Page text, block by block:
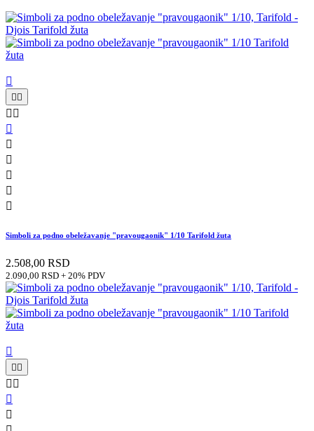

 
 






Simboli za podno obeležavanje "pravougaonik" 1/10 Tarifold žuta
2.508,00 RSD
2.090,00 RSD + 20% PDV

 
 

